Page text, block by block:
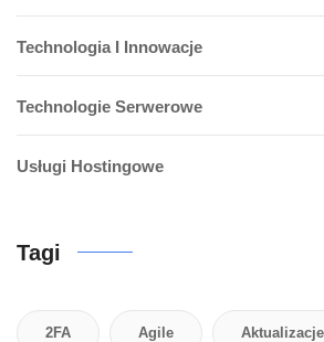
Technologia I Innowacje
Technologie Serwerowe
Usługi Hostingowe
Tagi
2FA Agile Aktualizacje